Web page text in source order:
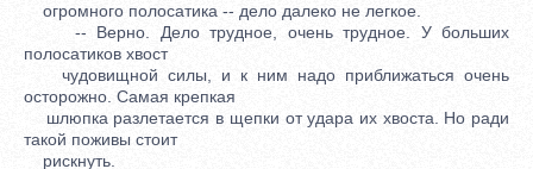
огромного полосатика -- дело далеко не легкое.
-- Верно. Дело трудное, очень трудное. У больших
полосатиков хвост
чудовищной силы, и к ним надо приближаться очень
осторожно. Самая крепкая
шлюпка разлетается в щепки от удара их хвоста. Но ради
такой поживы стоит
рискнуть.